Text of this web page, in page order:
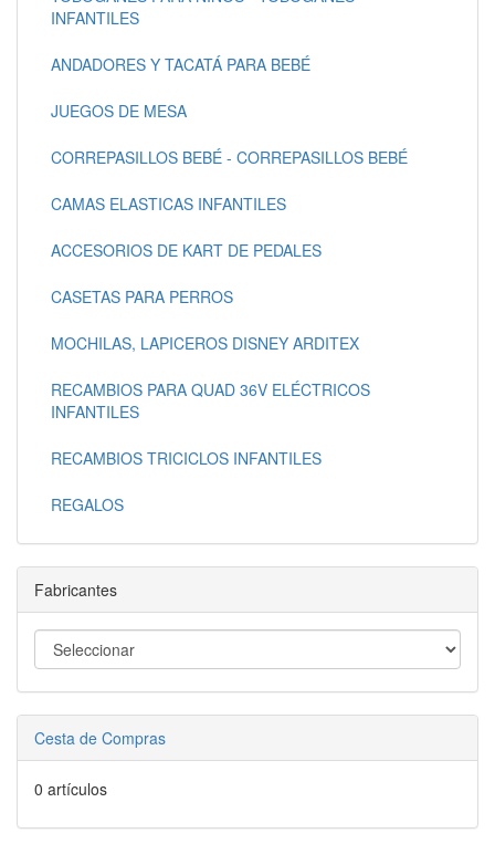
INFANTILES
ANDADORES Y TACATÁ PARA BEBÉ
JUEGOS DE MESA
CORREPASILLOS BEBÉ - CORREPASILLOS BEBÉ
CAMAS ELASTICAS INFANTILES
ACCESORIOS DE KART DE PEDALES
CASETAS PARA PERROS
MOCHILAS, LAPICEROS DISNEY ARDITEX
RECAMBIOS PARA QUAD 36V ELÉCTRICOS
INFANTILES
RECAMBIOS TRICICLOS INFANTILES
REGALOS
Fabricantes
Cesta de Compras
0 artículos